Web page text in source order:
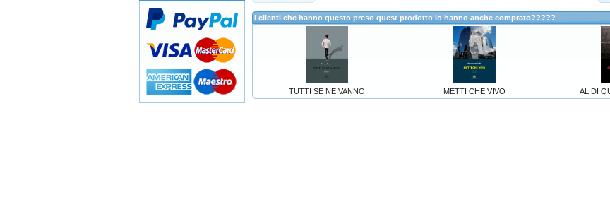
I clienti che hanno questo preso quest prodotto lo hanno anche comprato?????
TUTTI SE NE VANNO METTI CHE VIVO AL DI